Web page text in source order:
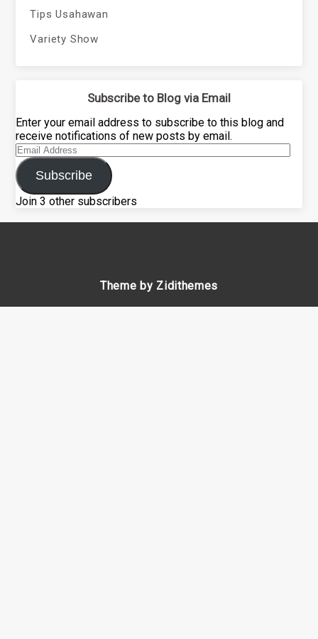
Tips Usahawan
Variety Show
Subscribe to Blog via Email
Enter your email address to subscribe to this blog and
receive notifications of new posts by email.
Email
Address
Subscribe
Join 3 other subscribers
Theme by Zidithemes